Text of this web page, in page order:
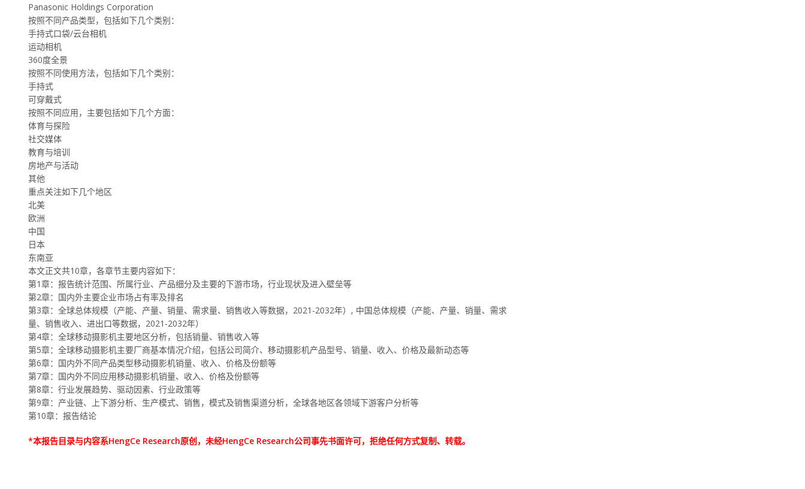
Panasonic Holdings Corporation
按照不同产品类型，包括如下几个类别：
手持式口袋/云台相机
运动相机
360度全景
按照不同使用方法，包括如下几个类别：
手持式
可穿戴式
按照不同应用，主要包括如下几个方面：
体育与探险
社交媒体
教育与培训
房地产与活动
其他
重点关注如下几个地区
北美
欧洲
中国
日本
东南亚
本文正文共10章，各章节主要内容如下：
第1章：报告统计范围、所属行业、产品细分及主要的下游市场，行业现状及进入壁垒等
第2章：国内外主要企业市场占有率及排名
第3章：全球总体规模（产能、产量、销量、需求量、销售收入等数据，2021-2032年）, 中国总体规模（产能、产量、销量、需求
量、销售收入、进出口等数据，2021-2032年）
第4章：全球移动摄影机主要地区分析，包括销量、销售收入等
第5章：全球移动摄影机主要厂商基本情况介绍，包括公司简介、移动摄影机产品型号、销量、收入、价格及最新动态等
第6章：国内外不同产品类型移动摄影机销量、收入、价格及份额等
第7章：国内外不同应用移动摄影机销量、收入、价格及份额等
第8章：行业发展趋势、驱动因素、行业政策等
第9章：产业链、上下游分析、生产模式、销售，模式及销售渠道分析，全球各地区各领域下游客户分析等
第10章：报告结论
*本报告目录与内容系HengCe Research原创，未经HengCe Research公司事先书面许可，拒绝任何方式复制、转载。